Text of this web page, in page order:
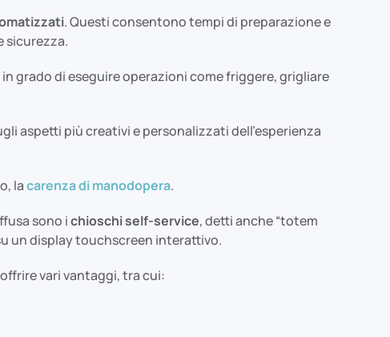
. Questi consentono tempi di preparazione e
sicurezza.
grado di eseguire operazioni come friggere, grigliare
aspetti più creativi e personalizzati dell’esperienza
lacarenza di manodopera.
sono ichioschi self-service, detti anche “totem
un display touchscreen interattivo.
vari vantaggi, tra cui: